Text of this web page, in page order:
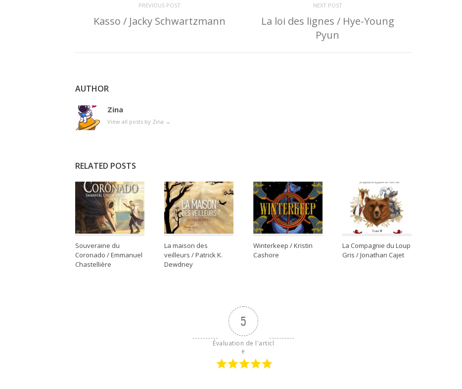
PREVIOUS POST
Kasso / Jacky Schwartzmann
NEXT POST
La loi des lignes / Hye-Young
Pyun
AUTHOR
Zina
View all posts by Zina →
RELATED POSTS
Souveraine du
Coronado / Emmanuel
Chastellière
La maison des
veilleurs / Patrick K.
Dewdney
Winterkeep / Kristin
Cashore
La Compagnie du Loup
Gris / Jonathan Cajet
5
Évaluation de l'articl
e